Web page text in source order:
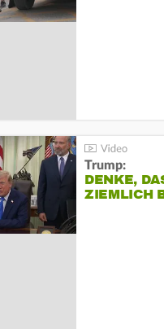
Trump:
DENKE,
ZIEMLICH